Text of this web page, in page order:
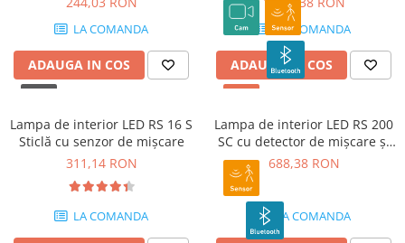
LA COMANDA
ADAUGA IN COS
LA COMANDA
ADAUGA IN COS
Lampa de interior LED RS 16 S
Sticlă cu senzor de mișcare
311,14 RON
LA COMANDA
Lampa de interior LED RS 200
SC cu detector de mișcare și
Bluetooth
688,38 RON
LA COMANDA